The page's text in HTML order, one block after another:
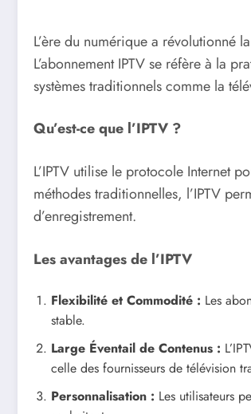
L’ère du numérique a révolutionné
L’abonnement IPTV se réfère à la
systèmes traditionnels comme la
Qu’est-ce que l’IPTV ?
L’IPTV utilise le protocole Internet
méthodes traditionnelles, l’IPTV
d’enregistrement.
Les avantages de l’IPTV
Flexibilité et Commodité : Les
stable.
Large Éventail de Contenus :
celle des fournisseurs de télévision
Personnalisation : Les utilisateurs